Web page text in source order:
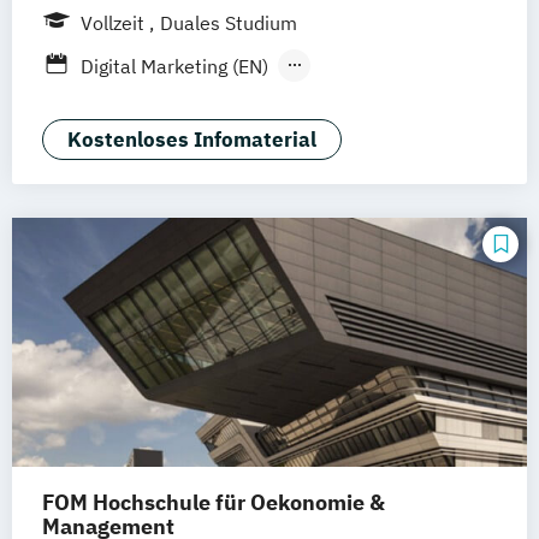
Solingen
Hamburg Rheine
Vollzeit
Duales Studium
Digital Marketing (EN)
Brand Management (dual)
General Management-Spezialisierung
General Management-Spezialisierung
Marketing-
Medien- und Eventmanagement (dual)
Kostenloses Infomaterial
FOM Hochschule für Oekonomie &
Management